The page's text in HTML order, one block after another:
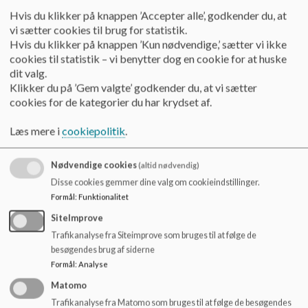
Referat 20.09.22
Referat 25.10.22
Referat 24.01.22
Referat 21.02.23
Hvis du klikker på knappen ’Accepter alle’, godkender du, at
vi sætter cookies til brug for statistik.
Hvis du klikker på knappen ’Kun nødvendige,’ sætter vi ikke
cookies til statistik – vi benytter dog en cookie for at huske
dit valg.
Klikker du på ’Gem valgte’ godkender du, at vi sætter
cookies for de kategorier du har krydset af.
Læs mere icookiepolitik.
Nødvendige cookies(altid nødvendig)
Disse cookies gemmer dine valg om cookieindstillinger.
Formål: Funktionalitet
SiteImprove
Trafikanalyse fra Siteimprove som bruges til at følge de
besøgendes brug af siderne
Formål: Analyse
Matomo
Trafikanalyse fra Matomo som bruges til at følge de besøgendes